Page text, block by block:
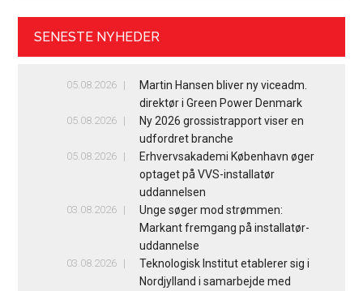
SENESTE NYHEDER
05.08.2026
Martin Hansen bliver ny viceadm.
direktør i Green Power Denmark
05.08.2026
Ny 2026 grossistrapport viser en
udfordret branche
05.08.2026
Erhvervsakademi København øger
optaget på VVS-installatør
uddannelsen
03.08.2026
Unge søger mod strømmen:
Markant fremgang på installatør-
uddannelse
03.08.2026
Teknologisk Institut etablerer sig i
Nordjylland i samarbejde med